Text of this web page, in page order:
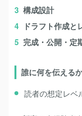
構成設計
ドラフト作成と
完成・公開・定
誰に何を伝える
読者の想定レベ